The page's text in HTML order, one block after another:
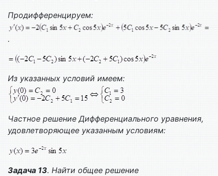
Продифференцируем:
.
Из указанных условий имеем:
Частное решениеДифференциального уравнения,
удовлетворяющее указанным условиям:
Задача 13. Найти общее решение